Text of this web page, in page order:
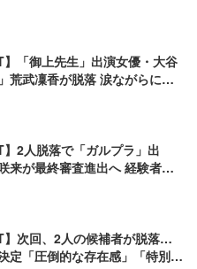
】「御上先生」出演女優・大谷
荒武凜香が脱落 涙ながらに思
】2人脱落で「ガルプラ」出
来が最終審査進出へ 経験者と
】次回、2人の候補者が脱落…
定「圧倒的な存在感」「特別な